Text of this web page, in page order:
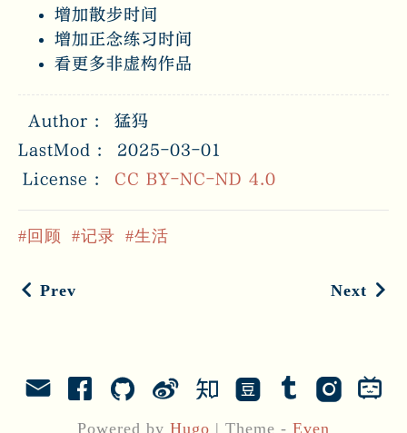
增加散步时间
增加正念练习时间
看更多非虚构作品
Author
猛犸
LastMod
2025-03-01
License
CC BY-NC-ND 4.0
回顾 记录 生活
Prev Next
Powered by Hugo | Theme - Even